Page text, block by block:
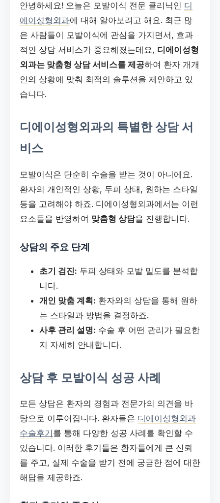
안녕하세요! 오늘은 모발이식 전문 클리닉인 디
에이성형외과에 대해 알아보려고 해요. 최근 많
은 사람들이 모발이식에 관심을 가지면서, 효과
적인 상담 서비스가 중요해졌는데요, 디에이성형
외과는 맞춤형 상담 서비스를 제공하여 환자 개개
인의 상황에 맞춰 최적의 솔루션을 제안하고 있
습니다.
디에이성형외과의 특별한 상담 서
비스
모발이식은 단순히 수술을 받는 것이 아니에요.
환자의 개인적인 상황, 두피 상태, 원하는 스타일
등을 고려해야 하죠. 디에이성형외과에서는 이런
요소들을 반영하여 맞춤형 상담을 진행합니다.
상담의 주요 단계
초기 검진: 두피 상태와 모발 밀도를 분석합
니다.
개인 맞춤 계획: 환자와의 상담을 통해 원하
는 스타일과 방법을 결정하죠.
사후 관리 설명: 수술 후 어떤 관리가 필요한
지 자세히 안내합니다.
상담 후 모발이식 성공 사례
모든 상담은 환자의 경험과 전문가의 의견을 바
탕으로 이루어집니다. 환자들은 디에이성형외과
수술후기 를 통해 다양한 성공 사례를 확인할 수
있습니다. 이러한 후기들은 환자들에게 큰 신뢰
를 주고, 실제 수술을 받기 전에 궁금한 점에 대한
해답을 제공하죠.